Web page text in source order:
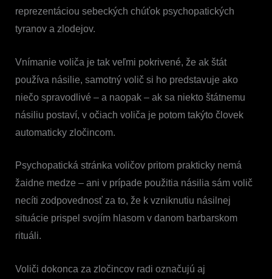
reprezentáciou sebeckých chúťok psychopatických
tyranov a zlodejov.
Vnímanie voliča je tak veľmi pokrivené, že ak štát
používa násilie, samotný volič si ho predstavuje ako
niečo spravodlivé – a naopak – ak sa niekto štátnemu
násiliu postaví, v očiach voliča je potom takýto človek
automaticky zločincom.
Psychopatická stránka voličov pritom prakticky nemá
žaidne medze – ani v prípade použitia násilia sám volič
necíti zodpovednosť za to, že k vzniknutiu násilnej
situácie prispel svojím hlasom v danom barbarskom
rituáli.
Voliči dokonca za zločincov radi označujú aj